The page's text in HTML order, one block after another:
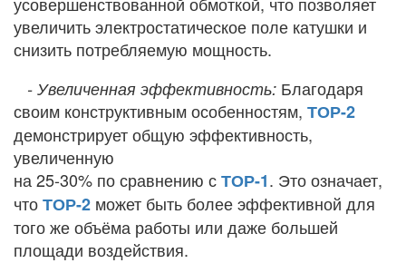
увеличить электростатическое поле катушки и
снизить потребляемую мощность.
- Увеличенная эффективность: Благодаря
своим конструктивным особенностям, ТОР-2
демонстрирует общую эффективность,
увеличенную
на 25-30% по сравнению сТОР-1. Это означает,
чтоТОР-2 может быть более эффективной для
того же объёма работы или даже большей
площади воздействия.